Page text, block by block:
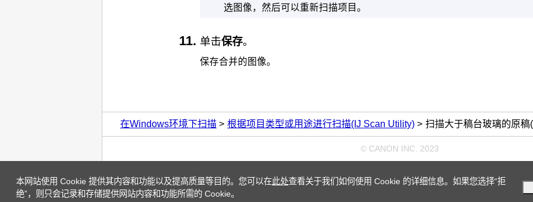
本网站使用 Cookie 提供其内容和功能以及提高质量等目的。您可以在此处查看关于我们如何使用 Cookie 的详细信息。如果您选择“拒
绝”，则只会记录和存储提供网站内容和功能所需的 Cookie。
选图像，然后可以重新扫描项目。
单击保存。
保存合并的图像。
在Windows环境下扫描 根据项目类型或用途进行扫描(IJ Scan Utility) 扫描大于稿台玻璃的原稿
© CANON INC. 2023